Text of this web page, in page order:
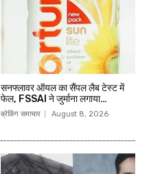
सनफ्लावर ऑयल का सैंपल लैब टेस्ट में
फेल, FSSAI ने जुर्माना लगाया…
ब्रेकिंग समाचार August 8, 2026